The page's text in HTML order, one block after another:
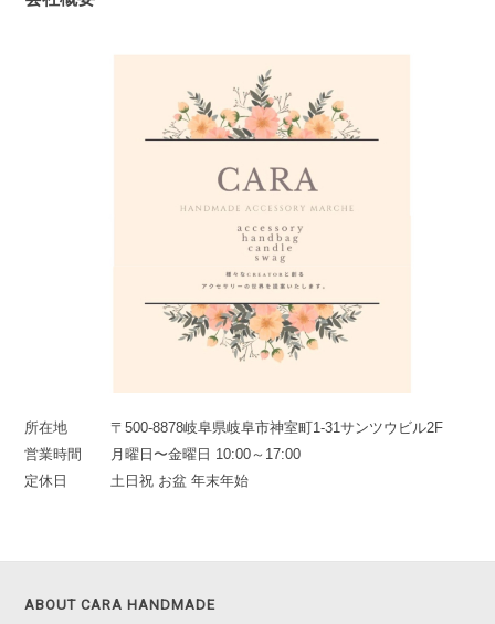
所在地
〒500-8878岐阜県岐阜市神室町1-31サンツウビル2F
営業時間
月曜日〜金曜日 10:00～17:00
定休日
土日祝 お盆 年末年始
ABOUT CARA HANDMADE